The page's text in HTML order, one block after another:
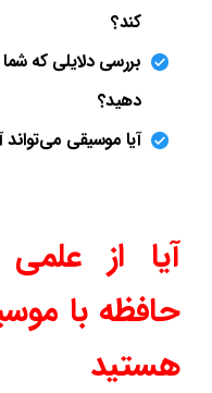
کند؟
بررسی دلایلی که
دهید؟
آیا موسیقی
آیا از
حافظه با
هستید